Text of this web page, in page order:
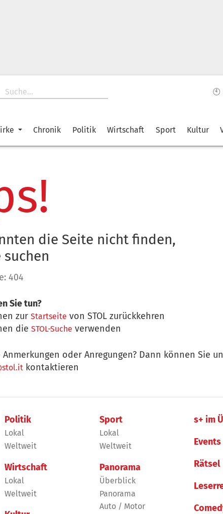
🕙
Chronik Politik Wirtschaft Sport Kultur
die Seite nicht finden,
suchen
404
Sie tun?
zurStartseite von STOL zurückkehren
dieSTOL-Suche verwenden
Anmerkungen oder Anregungen? Dann können Sie
kontaktieren
Politik
Lokal
Weltweit
Wirtschaft
Lokal
Weltweit
Sport
Lokal
Weltweit
Panorama
Überblick
Panorama
Auto / Motor
s+ im
Events
Rätsel